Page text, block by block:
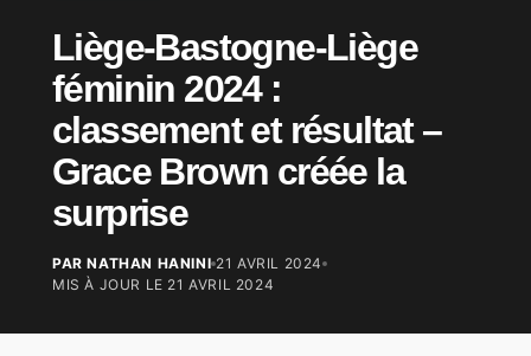
Liège-Bastogne-Liège
féminin 2024 :
classement et résultat –
Grace Brown créée la
surprise
PAR NATHAN HANINI 21 AVRIL 2024
MIS À JOUR LE 21 AVRIL 2024